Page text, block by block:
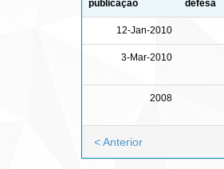
publicação
defesa
12-Jan-2010
3-Mar-2010
2008
< Anterior